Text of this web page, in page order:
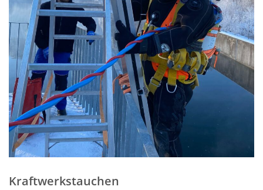
Kraftwerkstauchen